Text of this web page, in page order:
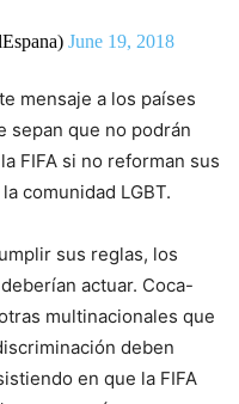
June 19, 2018
mensaje a los países
sepan que no podrán
FIFA si no reforman sus
comunidad LGBT.
sus reglas, los
actuar. Coca-
multinacionales que
deben
en que la FIFA